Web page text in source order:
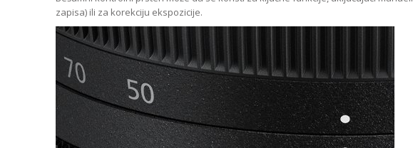
zapisa) ili za korekciju ekspozicije.